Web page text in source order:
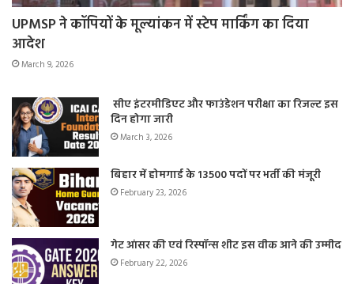
UPMSP ने कॉपियों के मूल्यांकन में स्टेप मार्किंग का दिया
आदेश
March 9, 2026
सीए इंटरमीडिएट और फाउंडेशन परीक्षा का रिजल्ट इस
दिन होगा जारी
March 3, 2026
बिहार में होमगार्ड के 13500 पदों पर भर्ती की मंजूरी
February 23, 2026
गेट आंसर की एवं रिस्पॉन्स शीट इस वीक आने की उम्मीद
February 22, 2026